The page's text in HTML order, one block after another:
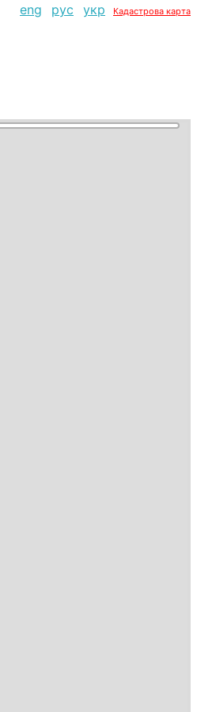
eng рус укр Кадастрова карта